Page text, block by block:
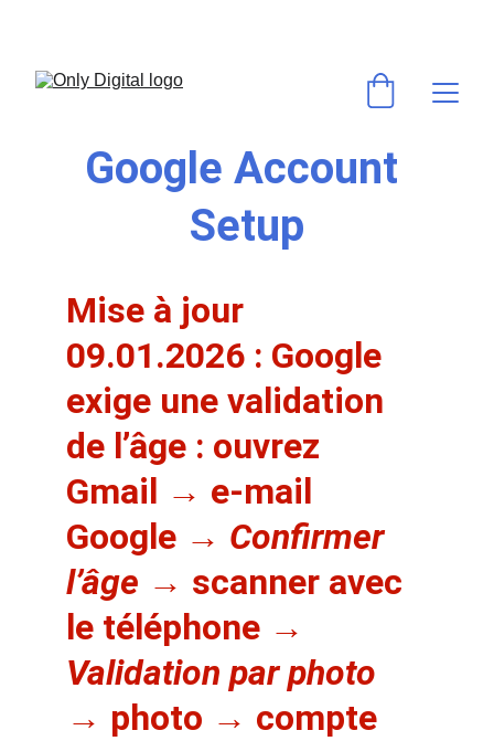
Google Account
Setup
Mise à jour
09.01.2026 : Google
exige une validation
de l’âge : ouvrez
Gmail → e-mail
Google → Confirmer
l’âge → scanner avec
le téléphone →
Validation par photo
→ photo → compte